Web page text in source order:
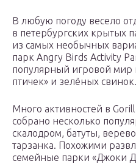
В любую погоду весело
в петербургских крытых
из самых необычных
парк Angry Birds Activity
популярный игровой мир
птичек» и зелёных свинок.
Много активностей в
собрано несколько
скалодром, батуты,
тарзанка. Похожими
семейные парки «Джоки